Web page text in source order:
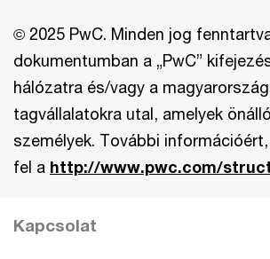
© 2025 PwC. Minden jog
dokumentumban a „PwC”
hálózatra és/vagy a
tagvállalatokra utal, amelyek
személyek. További
fel a http://www.pwc.com/
Kapcsolat